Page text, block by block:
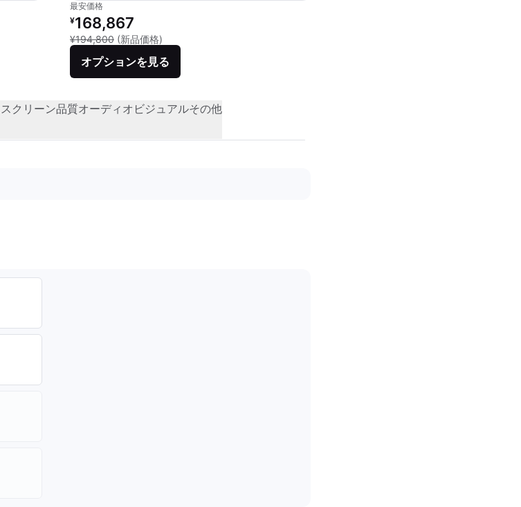
最安価格
リファービッシュ品の価格：
¥168,867
¥194,800 (新品価格)
オプションを見る
スクリーン品質オーディオビジュアルその他